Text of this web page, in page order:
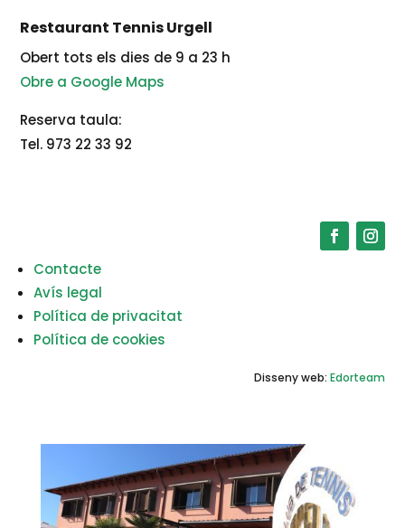
Restaurant Tennis Urgell
Obert tots els dies de 9 a 23 h
Obre a Google Maps
Reserva taula:
Tel. 973 22 33 92
Contacte
Avís legal
Política de privacitat
Política de cookies
Disseny web: Edorteam